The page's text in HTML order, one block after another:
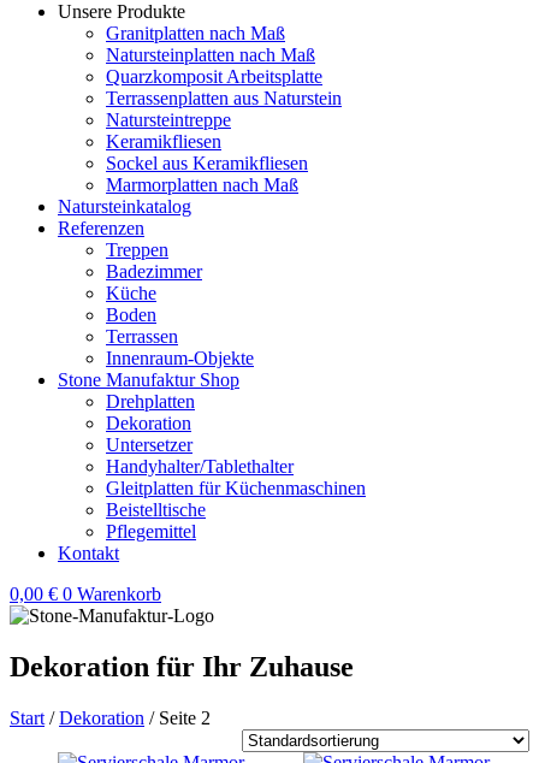
Unsere Produkte
Granitplatten nach Maß
Natursteinplatten nach Maß
Quarzkomposit Arbeitsplatte
Terrassenplatten aus Naturstein
Natursteintreppe
Keramikfliesen
Sockel aus Keramikfliesen
Marmorplatten nach Maß
Natursteinkatalog
Referenzen
Treppen
Badezimmer
Küche
Boden
Terrassen
Innenraum-Objekte
Stone Manufaktur Shop
Drehplatten
Dekoration
Untersetzer
Handyhalter/Tablethalter
Gleitplatten für Küchenmaschinen
Beistelltische
Pflegemittel
Kontakt
0,00 € 0 Warenkorb
Dekoration für Ihr Zuhause
Start /Dekoration / Seite 2